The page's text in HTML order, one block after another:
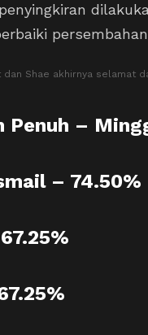
dan Shae akhirnya selamat
Penuh –
– 74.50%